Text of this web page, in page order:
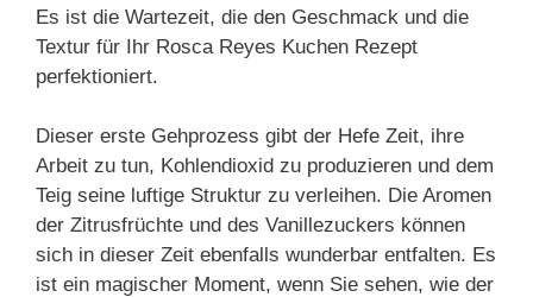
Es ist die Wartezeit, die den Geschmack und die
Textur für Ihr Rosca Reyes Kuchen Rezept
perfektioniert.
Dieser erste Gehprozess gibt der Hefe Zeit, ihre
Arbeit zu tun, Kohlendioxid zu produzieren und dem
Teig seine luftige Struktur zu verleihen. Die Aromen
der Zitrusfrüchte und des Vanillezuckers können
sich in dieser Zeit ebenfalls wunderbar entfalten. Es
ist ein magischer Moment, wenn Sie sehen, wie der